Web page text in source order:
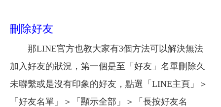
刪除好友
那LINE官方也教大家有3個方法可以解決無法
加入好友的狀況，第一個是至「好友」名單刪除久
未聯繫或是沒有印象的好友，點選「LINE主頁」＞
「好友名單」＞「顯示全部」＞「長按好友名